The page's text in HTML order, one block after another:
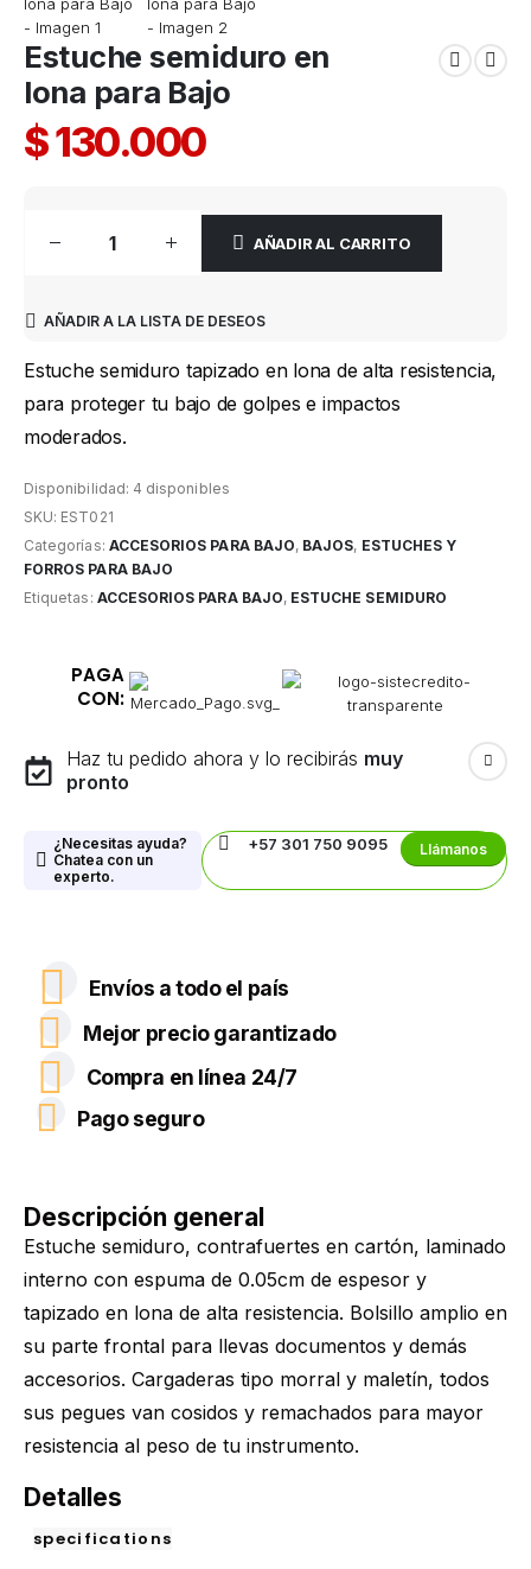
Estuche semiduro en
lona para Bajo
$130.000
AÑADIR AL CARRITO
AÑADIR A LA LISTA DE DESEOS
Estuche semiduro tapizado en lona de alta resistencia,
para proteger tu bajo de golpes e impactos
moderados.
Disponibilidad: 4 disponibles
SKU: EST021
Categorías: ACCESORIOS PARA BAJO, BAJOS, ESTUCHES Y
FORROS PARA BAJO
Etiquetas: ACCESORIOS PARA BAJO, ESTUCHE SEMIDURO
PAGA
CON:
Haz tu pedido ahora y lo recibirás muy
pronto
¿Necesitas ayuda?
Chatea con un
experto.
+57 301 750 9095 Llámanos
Envíos a todo el país
Mejor precio garantizado
Compra en línea 24/7
Pago seguro
Descripción general
Estuche semiduro, contrafuertes en cartón, laminado
interno con espuma de 0.05cm de espesor y
tapizado en lona de alta resistencia. Bolsillo amplio en
su parte frontal para llevas documentos y demás
accesorios. Cargaderas tipo morral y maletín, todos
sus pegues van cosidos y remachados para mayor
resistencia al peso de tu instrumento.
Detalles
specifications